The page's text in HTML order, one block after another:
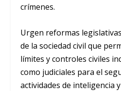
crímenes.
Urgen reformas
de la sociedad civil que
límites y controles civiles
como judiciales para el
actividades de inteligencia